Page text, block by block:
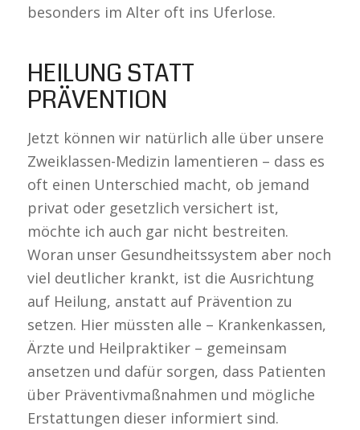
besonders im Alter oft ins Uferlose.
HEILUNG STATT
PRÄVENTION
Jetzt können wir natürlich alle über unsere
Zweiklassen-Medizin lamentieren – dass es
oft einen Unterschied macht, ob jemand
privat oder gesetzlich versichert ist,
möchte ich auch gar nicht bestreiten.
Woran unser Gesundheitssystem aber noch
viel deutlicher krankt, ist die Ausrichtung
auf Heilung, anstatt auf Prävention zu
setzen. Hier müssten alle – Krankenkassen,
Ärzte und Heilpraktiker – gemeinsam
ansetzen und dafür sorgen, dass Patienten
über Präventivmaßnahmen und mögliche
Erstattungen dieser informiert sind.